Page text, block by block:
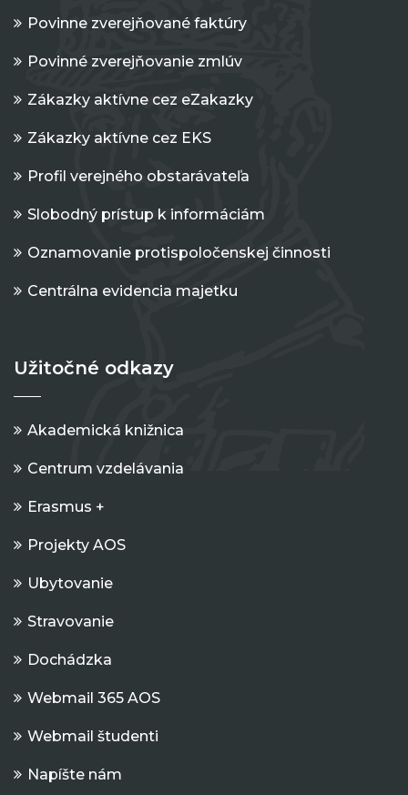
Povinne zverejňované faktúry
Povinné zverejňovanie zmlúv
Zákazky aktívne cez eZakazky
Zákazky aktívne cez EKS
Profil verejného obstarávateľa
Slobodný prístup k informáciám
Oznamovanie protispoločenskej činnosti
Centrálna evidencia majetku
Užitočné odkazy
Akademická knižnica
Centrum vzdelávania
Erasmus +
Projekty AOS
Ubytovanie
Stravovanie
Dochádzka
Webmail 365 AOS
Webmail študenti
Napíšte nám